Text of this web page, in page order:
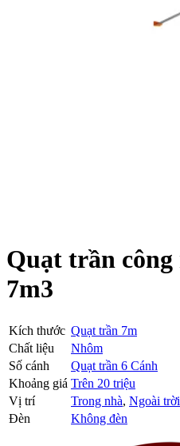
Quạt trần
7m3
Kích thước Quạt trần 7m
Chất liệu
Nhôm
Số cánh
Quạt trần 6 Cánh
Khoảng giá Trên 20 triệu
Vị trí
Trong nhà, Ngoài trời
Đèn
Không đèn